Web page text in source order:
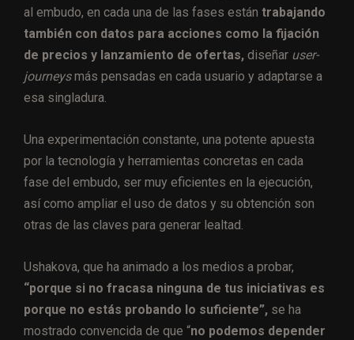
al embudo, en cada una de las fases están trabajando
también con datos para acciones como la fijación
de precios y lanzamiento de ofertas, diseñar user-
journeysmás pensadas en cada usuario y adaptarse a
esa singladura.
Una experimentación constante, una potente apuesta
por la tecnología y herramientas concretas en cada
fase del embudo, ser muy eficientes en la ejecución,
así como ampliar el uso de datos y su obtención son
otras de las claves para generar lealtad.
Ushakova, que ha animado a los medios a probar,
“porque si no fracasa ninguna de tus iniciativas es
porque no estás probando lo suficiente”, se ha
mostrado convencida de que “no podemos depender